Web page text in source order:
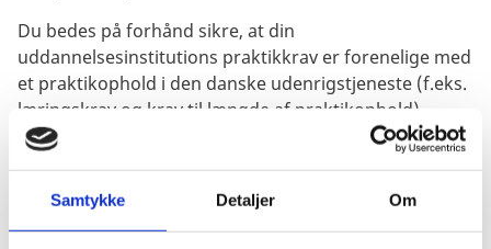
Samtykke Detaljer Om
Du bedes på forhånd sikre, at din
uddannelsesinstitutions praktikkrav er forenelige med
et praktikophold i den danske udenrigstjeneste (f.eks.
læringskrav og krav til længde af praktikophold).
Kvalifikationer
på-mod, et stort engagement og en nysgerrig, åben
og positiv tilgang til opgaveløsningen. Derudover